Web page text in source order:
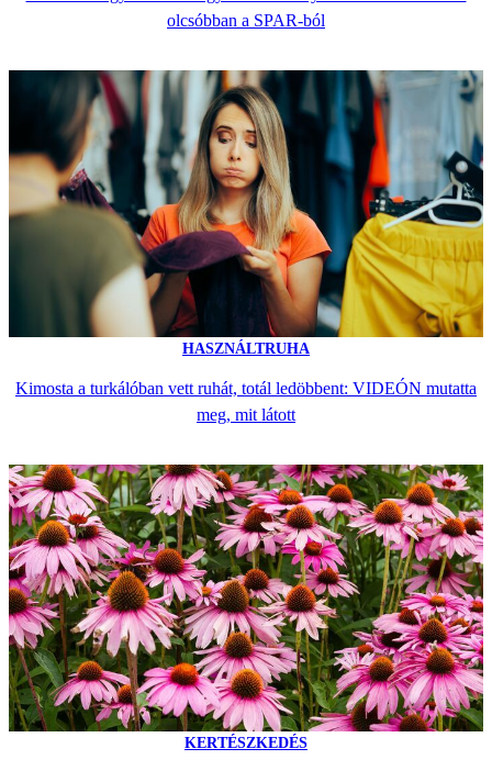
olcsóbban a SPAR-ból
HASZNÁLTRUHA
Kimosta a turkálóban vett ruhát, totál ledöbbent: VIDEÓN mutatta
meg, mit látott
KERTÉSZKEDÉS